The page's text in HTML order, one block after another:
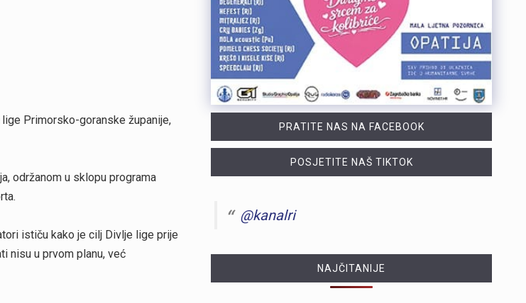
Primorsko-goranske županije,
održanom u sklopu programa
ističu kako je cilj Divlje lige prije
nisu u prvom planu, već
PRATITE NAS NA FACEBOOK
POSJETITE NAŠ TIKTOK
@kanalri
NAJČITANIJE